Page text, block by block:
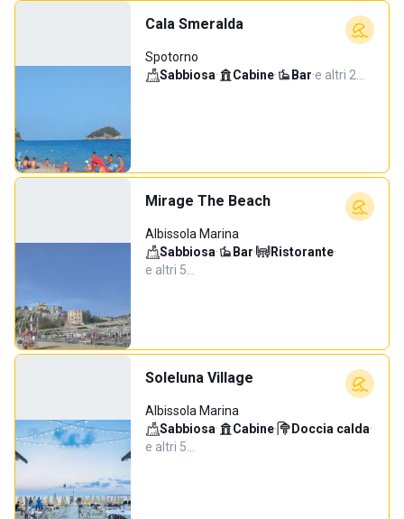
Cala Smeralda
Spotorno
Sabbiosa· Cabine· Bar·e altri 2…
Mirage The Beach
Albissola Marina
Sabbiosa· Bar· Ristorante·
e altri 5…
Soleluna Village
Albissola Marina
Sabbiosa· Cabine· Doccia calda·
e altri 5…